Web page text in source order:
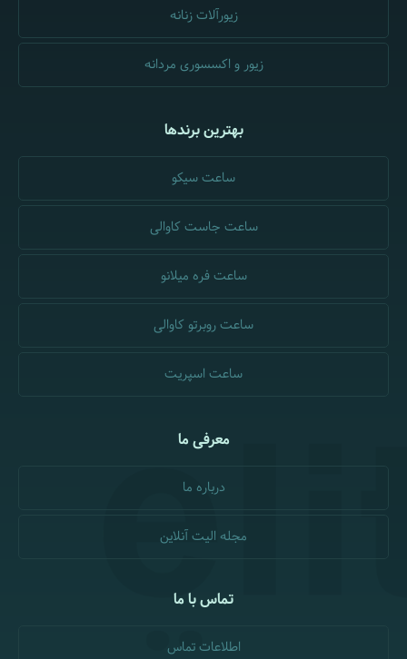
زیورآلات زنانه
زیور و اکسسوری مردانه
بهترین برندها
ساعت سیکو
ساعت جاست کاوالی
ساعت فره میلانو
ساعت روبرتو کاوالی
ساعت اسپریت
معرفی ما
درباره ما
مجله الیت آنلاین
تماس با ما
اطلاعات تماس